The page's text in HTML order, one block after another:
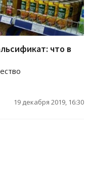
что в
19 декабря 2019, 16:30